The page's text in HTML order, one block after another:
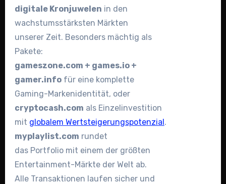
digitale Kronjuwelen in den
wachstumsstärksten Märkten
unserer Zeit. Besonders mächtig als
Pakete:
gameszone.com + games.io +
gamer.infofür eine komplette
Gaming-Markenidentität, oder
cryptocash.com als Einzelinvestition
mit globalem Wertsteigerungspotenzial.
myplaylist.com rundet
das Portfolio mit einem der größten
Entertainment-Märkte der Welt ab.
Alle Transaktionen laufen sicher und